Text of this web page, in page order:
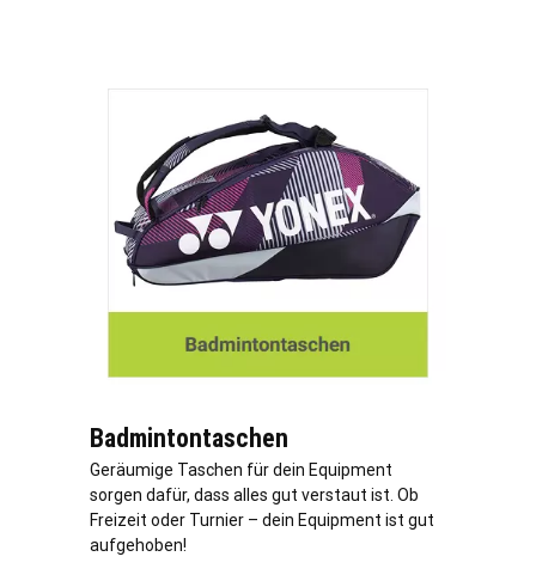
Badmintontaschen
Geräumige Taschen für dein Equipment
sorgen dafür, dass alles gut verstaut ist. Ob
Freizeit oder Turnier – dein Equipment ist gut
aufgehoben!